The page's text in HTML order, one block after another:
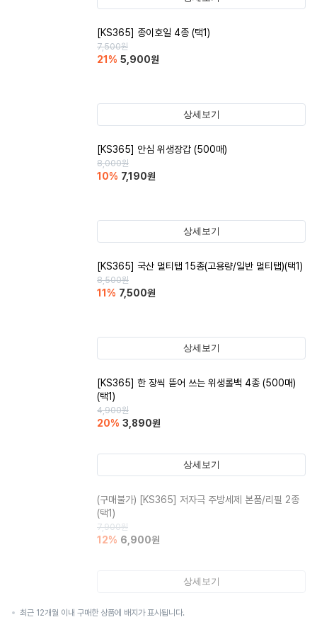
[KS365] 종이호일 4종 (택1)
7,500원
21 % 5,900원
상세보기
[KS365] 안심 위생장갑 (500매)
8,000원
10% 7,190원
상세보기
[KS365] 국산 멀티탭 15종(고용량/일반 멀티탭)(택1)
8,500원
11 % 7,500원
상세보기
[KS365] 한 장씩 뜯어 쓰는 위생롤백 4종 (500매)
(택1)
4,900원
20% 3,890원
상세보기
(구매불가) [KS365] 저자극 주방세제 본품/리필 2종
(택1)
7,900원
12% 6,900원
상세보기
최근 12개월 이내 구매한 상품에 배지가 표시됩니다.